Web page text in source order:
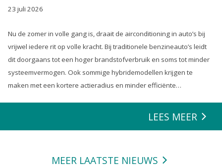
23 juli 2026
Nu de zomer in volle gang is, draait de airconditioning in auto’s bij
vrijwel iedere rit op volle kracht. Bij traditionele benzineauto’s leidt
dit doorgaans tot een hoger brandstofverbruik en soms tot minder
systeemvermogen. Ook sommige hybridemodellen krijgen te
maken met een kortere actieradius en minder efficiënte
LEES MEER
MEER LAATSTE NIEUWS